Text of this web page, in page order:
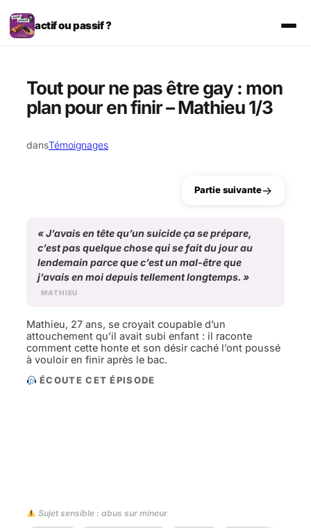
Aller
au
contenu
actif ou passif ?
Tout pour ne pas être gay : mon
plan pour en finir – Mathieu 1/3
dansTémoignages
Partie suivante→
«J’avais en tête qu’un suicide ça se prépare,
c’est pas quelque chose qui se fait du jour au
lendemain parce que c’est un mal-être que
j’avais en moi depuis tellement longtemps. »
MATHIEU
Mathieu, 27 ans, se croyait coupable d’un
attouchement qu’il avait subi enfant : il raconte
comment cette honte et son désir caché l’ont poussé
à vouloir en finir après le bac.
ÉCOUTE CET ÉPISODE
Sujet sensible : abus sur mineur